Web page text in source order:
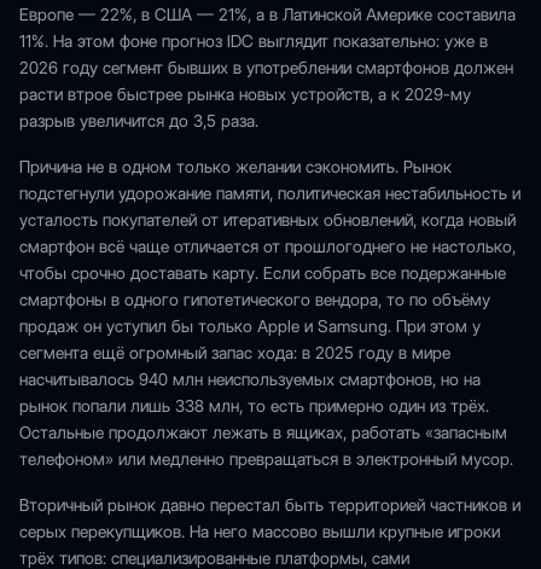
Европе — 22%, в США — 21%, а в Латинской Америке составила
11%. На этом фоне прогноз IDC выглядит показательно: уже в
2026 году сегмент бывших в употреблении смартфонов должен
расти втрое быстрее рынка новых устройств, а к 2029-му
разрыв увеличится до 3,5 раза.
Причина не в одном только желании сэкономить. Рынок
подстегнули удорожание памяти, политическая нестабильность и
усталость покупателей от итеративных обновлений, когда новый
смартфон всё чаще отличается от прошлогоднего не настолько,
чтобы срочно доставать карту. Если собрать все подержанные
смартфоны в одного гипотетического вендора, то по объёму
продаж он уступил бы только Apple и Samsung. При этом у
сегмента ещё огромный запас хода: в 2025 году в мире
насчитывалось 940 млн неиспользуемых смартфонов, но на
рынок попали лишь 338 млн, то есть примерно один из трёх.
Остальные продолжают лежать в ящиках, работать «запасным
телефоном» или медленно превращаться в электронный мусор.
Вторичный рынок давно перестал быть территорией частников и
серых перекупщиков. На него массово вышли крупные игроки
трёх типов: специализированные платформы, сами